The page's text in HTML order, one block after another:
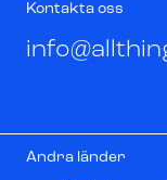
Kontakta oss
Andra länder